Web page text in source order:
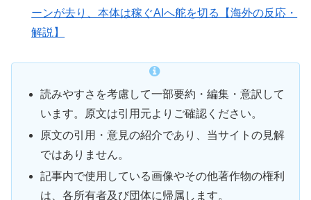
ーンが去り、本体は稼ぐAIへ舵を切る【海外の反応・
解説】
読みやすさを考慮して一部要約・編集・意訳して
います。原文は引用元よりご確認ください。
原文の引用・意見の紹介であり、当サイトの見解
ではありません。
記事内で使用している画像やその他著作物の権利
は、各所有者及び団体に帰属します。